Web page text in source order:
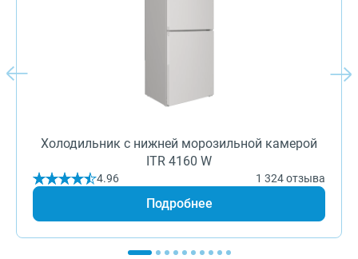
Холодильник с нижней морозильной камерой
ITR 4160 W
4.96 1 324 отзыва
Подробнее